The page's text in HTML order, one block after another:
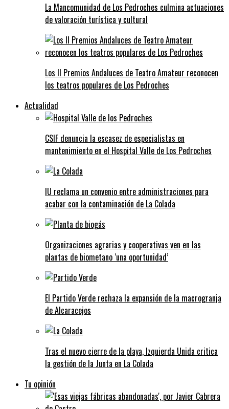
La Mancomunidad de Los Pedroches culmina actuaciones
de valoración turística y cultural
Los II Premios Andaluces de Teatro Amateur reconocen
los teatros populares de Los Pedroches
Actualidad
CSIF denuncia la escasez de especialistas en
mantenimiento en el Hospital Valle de Los Pedroches
IU reclama un convenio entre administraciones para
acabar con la contaminación de La Colada
Organizaciones agrarias y cooperativas ven en las
plantas de biometano ‘una oportunidad’
El Partido Verde rechaza la expansión de la macrogranja
de Alcaracejos
Tras el nuevo cierre de la playa, Izquierda Unida critica
la gestión de la Junta en La Colada
Tu opinión